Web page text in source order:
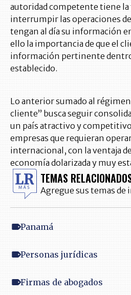
autoridad competente tiene la
interrumpir las operaciones de
tengan al día su información
ello la importancia de que el
información pertinente
establecido.
Lo anterior sumado al régimen
cliente” busca seguir
un país atractivo y
empresas que requieran
internacional, con la ventaja
economía dolarizada y muy
TEMAS
Agregue sus temas de
Panamá
Personas jurídicas
Firmas de abogados